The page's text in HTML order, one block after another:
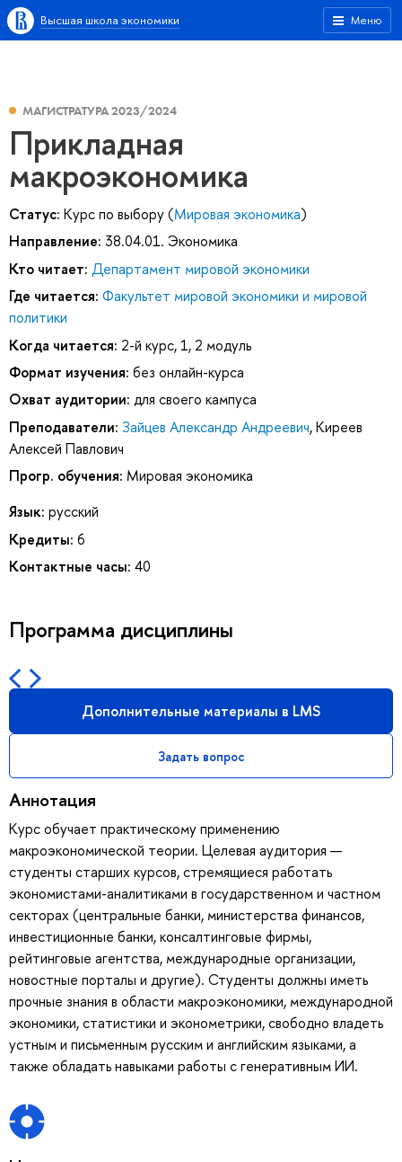
Меню
Высшая школа экономики
МАГИСТРАТУРА 2023/2024
Прикладная
макроэкономика
Статус: Курс по выбору (Мировая экономика)
Направление: 38.04.01. Экономика
Кто читает: Департамент мировой экономики
Где читается: Факультет мировой экономики и мировой
политики
Когда читается: 2-й курс, 1, 2 модуль
Формат изучения: без онлайн-курса
Охват аудитории: для своего кампуса
Преподаватели: Зайцев Александр Андреевич,Киреев
Алексей Павлович
Прогр. обучения: Мировая экономика
Язык: русский
Кредиты: 6
Контактные часы: 40
Программа дисциплины
Дополнительные материалы в LMS
Задать вопрос
Аннотация
Курс обучает практическому применению
макроэкономической теории. Целевая аудитория —
студенты старших курсов, стремящиеся работать
экономистами-аналитиками в государственном и частном
секторах (центральные банки, министерства финансов,
инвестиционные банки, консалтинговые фирмы,
рейтинговые агентства, международные организации,
новостные порталы и другие). Студенты должны иметь
прочные знания в области макроэкономики, международной
экономики, статистики и эконометрики, свободно владеть
устным и письменным русским и английским языками, а
также обладать навыками работы c генеративным ИИ.